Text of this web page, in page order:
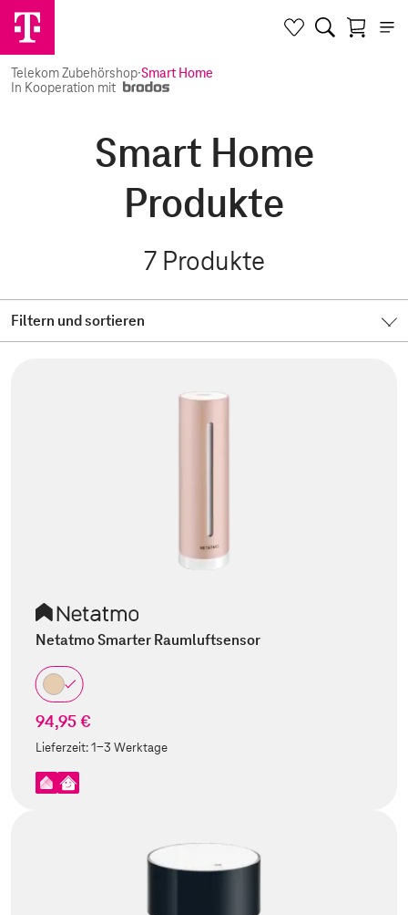
Telekom Zubehörshop·Smart Home
In Kooperation mit
Smart Home
Produkte
7 Produkte
Filtern und sortieren
Netatmo Smarter Raumluftsensor
94,95 €
Lieferzeit:1-3 Werktage